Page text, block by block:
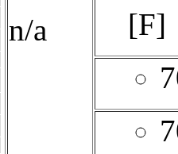
n/a
[F]